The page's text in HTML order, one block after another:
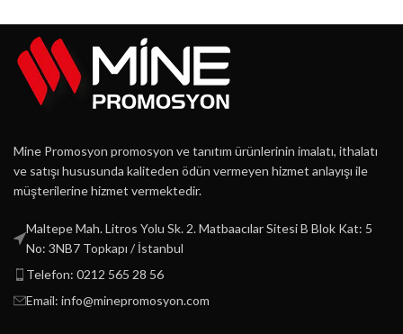
Mine Promosyon promosyon ve tanıtım ürünlerinin imalatı, ithalatı
ve satışı hususunda kaliteden ödün vermeyen hizmet anlayışı ile
müşterilerine hizmet vermektedir.
Maltepe Mah. Litros Yolu Sk. 2. Matbaacılar Sitesi B Blok Kat: 5
No: 3NB7 Topkapı / İstanbul
Telefon: 0212 565 28 56
Email: info@minepromosyon.com